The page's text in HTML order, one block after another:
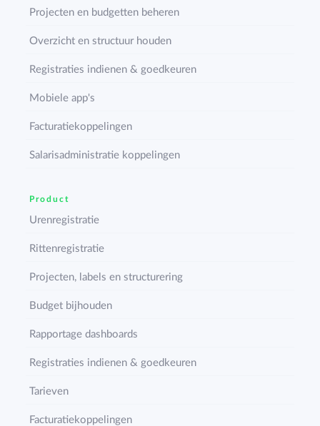
Projecten en budgetten beheren
Overzicht en structuur houden
Registraties indienen & goedkeuren
Mobiele app's
Facturatiekoppelingen
Salarisadministratie koppelingen
Product
Urenregistratie
Rittenregistratie
Projecten, labels en structurering
Budget bijhouden
Rapportage dashboards
Registraties indienen & goedkeuren
Tarieven
Facturatiekoppelingen